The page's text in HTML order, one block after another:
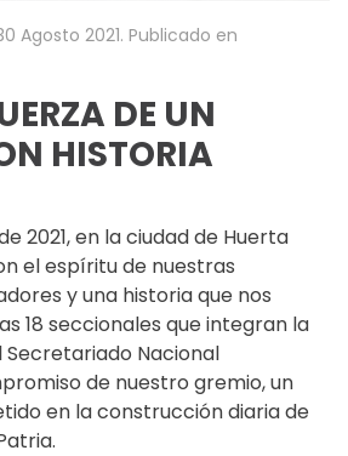
Agosto 2021. Publicado en
DE UN
HISTORIA
2021, en la ciudad de Huerta
el espíritu de nuestras
y una historia que nos
18 seccionales que integran la
Secretariado Nacional
de nuestro gremio, un
en la construcción diaria de